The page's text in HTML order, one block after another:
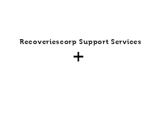
Recoveriescorp Support Services